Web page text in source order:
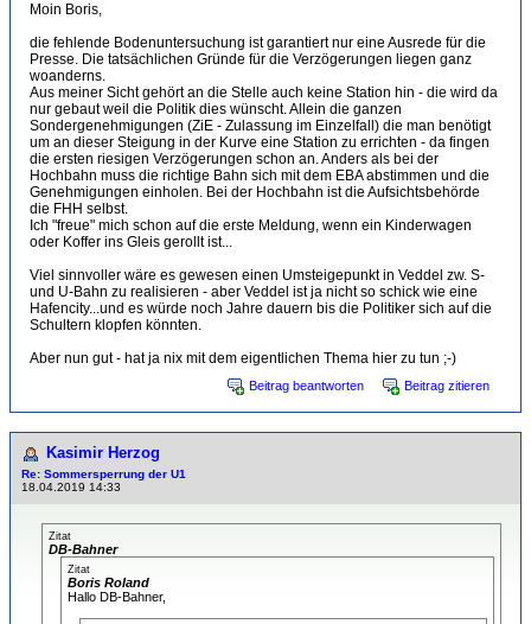
Moin Boris,
die fehlende Bodenuntersuchung ist garantiert nur eine Ausrede für die
Presse. Die tatsächlichen Gründe für die Verzögerungen liegen ganz
woanderns.
Aus meiner Sicht gehört an die Stelle auch keine Station hin - die wird da
nur gebaut weil die Politik dies wünscht. Allein die ganzen
Sondergenehmigungen (ZiE - Zulassung im Einzelfall) die man benötigt
um an dieser Steigung in der Kurve eine Station zu errichten - da fingen
die ersten riesigen Verzögerungen schon an. Anders als bei der
Hochbahn muss die richtige Bahn sich mit dem EBA abstimmen und die
Genehmigungen einholen. Bei der Hochbahn ist die Aufsichtsbehörde
die FHH selbst.
Ich "freue" mich schon auf die erste Meldung, wenn ein Kinderwagen
oder Koffer ins Gleis gerollt ist...
Viel sinnvoller wäre es gewesen einen Umsteigepunkt in Veddel zw. S-
und U-Bahn zu realisieren - aber Veddel ist ja nicht so schick wie eine
Hafencity...und es würde noch Jahre dauern bis die Politiker sich auf die
Schultern klopfen könnten.
Aber nun gut - hat ja nix mit dem eigentlichen Thema hier zu tun ;-)
Beitrag beantworten Beitrag zitieren
Kasimir Herzog
Re: Sommersperrung der U1
18.04.2019 14:33
Zitat
DB-Bahner
Zitat
Boris Roland
Hallo DB-Bahner,